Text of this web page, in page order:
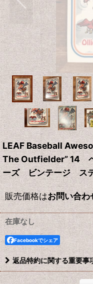
LEAF Baseball
The Outfielder” 14 ベ
ーズ ビンテージ ス
販売価格はお問い合わ
在庫なし
Facebookでシェア
返品特約に関する重要事